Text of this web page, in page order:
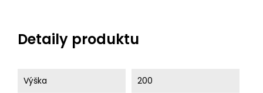
Detaily produktu
Výška 200